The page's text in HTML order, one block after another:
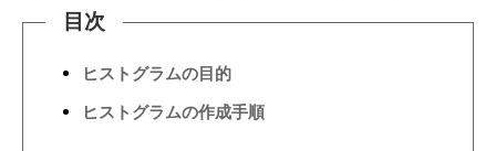
目次
ヒストグラムの目的
ヒストグラムの作成手順